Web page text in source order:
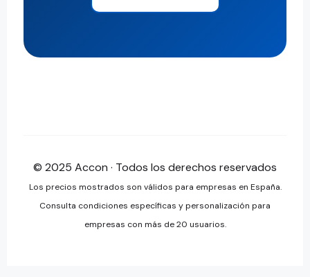
© 2025 Accon · Todos los derechos reservados
Los precios mostrados son válidos para empresas en España.
Consulta condiciones específicas y personalización para
empresas con más de 20 usuarios.